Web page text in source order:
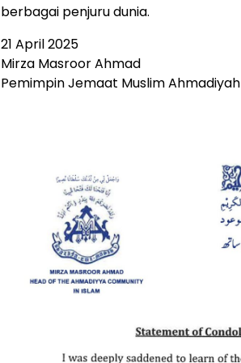
berbagai penjuru dunia.
21 April 2025
Mirza Masroor Ahmad
Pemimpin Jemaat Muslim Ahmadiyah